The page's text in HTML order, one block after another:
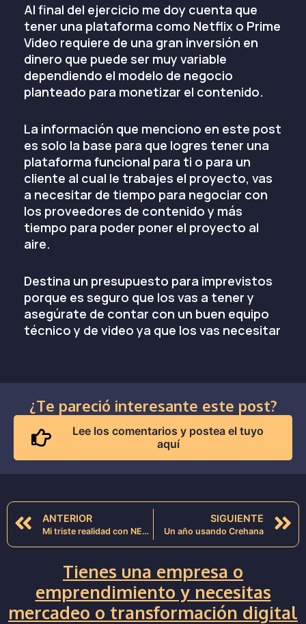
Al final del ejercicio me doy cuenta que
tener una plataforma como Netflix o Prime
Video requiere de una gran inversión en
dinero que puede ser muy variable
dependiendo el modelo de negocio
planteado para monetizar el contenido.
La información que menciono en este post
es solo la base para que logres tener una
plataforma funcional para ti o para un
cliente al cual le trabajes el proyecto, vas
a necesitar de tiempo para negociar con
los proveedores de contenido y más
tiempo para poder poner el proyecto al
aire.
Destina un presupuesto para imprevistos
porque es seguro que los vas a tener y
asegúrate de contar con un buen equipo
técnico y de video ya que los vas necesitar
¿Te pareció interesante este post?
Lee los comentarios y postea el tuyo
aquí
ANTERIOR
Mi triste realidad con NEXTU
SIGUIENTE
Un año usando Crehana
Tienes una empresa o
emprendimiento y necesitas
mercadeo o transformación digital